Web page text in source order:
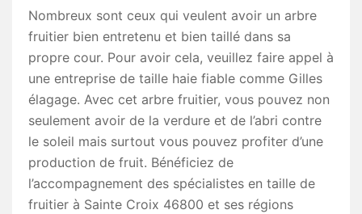
Nombreux sont ceux qui veulent avoir un arbre
fruitier bien entretenu et bien taillé dans sa
propre cour. Pour avoir cela, veuillez faire appel à
une entreprise de taille haie fiable comme Gilles
élagage. Avec cet arbre fruitier, vous pouvez non
seulement avoir de la verdure et de l’abri contre
le soleil mais surtout vous pouvez profiter d’une
production de fruit. Bénéficiez de
l’accompagnement des spécialistes en taille de
fruitier à Sainte Croix 46800 et ses régions